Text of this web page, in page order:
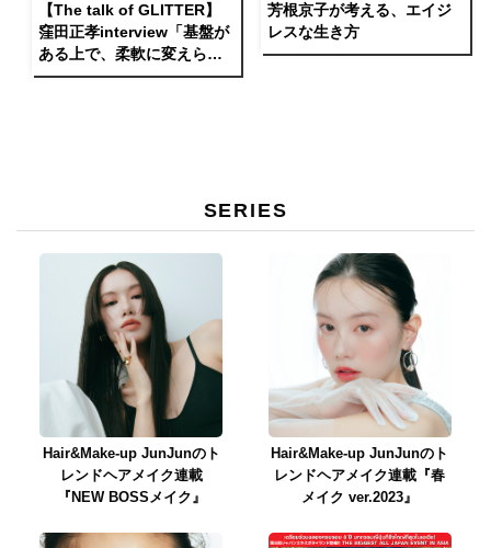
【The talk of GLITTER】
窪田正孝interview「基盤が
ある上で、柔軟に変えられ
るスペースは作っておきた
芳根京子が考える、エイジ
レスな生き方
SERIES
Hair&Make-up JunJunのト
レンドヘアメイク連載
『NEW BOSSメイク』
Hair&Make-up JunJunのト
レンドヘアメイク連載『春
メイク ver.2023』